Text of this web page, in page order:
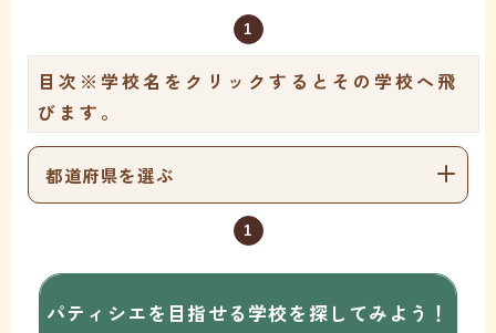
1
目次 ※学校名をクリックするとその学校へ飛
びます。
都道府県を選ぶ
1
パティシエを目指せる学校を探してみよう！